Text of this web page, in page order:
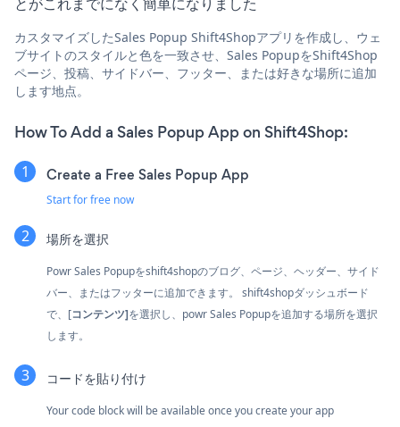
カスタマイズしたSales Popup Shift4Shopアプリを作成し、ウェ
ブサイトのスタイルと色を一致させ、Sales PopupをShift4Shop
ページ、投稿、サイドバー、フッター、または好きな場所に追加
します地点。
How To Add a Sales Popup App on Shift4Shop:
Create a Free Sales Popup App
Start for free now
場所を選択
Powr Sales Popupをshift4shopのブログ、ページ、ヘッダー、サイド
バー、またはフッターに追加できます。 shift4shopダッシュボード
で、[コンテンツ]を選択し、powr Sales Popupを追加する場所を選択
します。
コードを貼り付け
Your code block will be available once you create your app